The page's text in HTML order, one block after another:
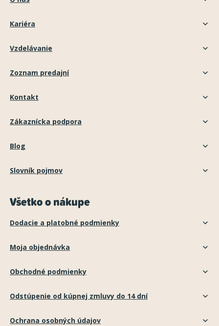
Kariéra
Vzdelávanie
Zoznam predajní
Kontakt
Zákaznícka podpora
Blog
Slovník pojmov
Všetko o nákupe
Dodacie a platobné podmienky
Moja objednávka
Obchodné podmienky
Odstúpenie od kúpnej zmluvy do 14 dní
Ochrana osobných údajov